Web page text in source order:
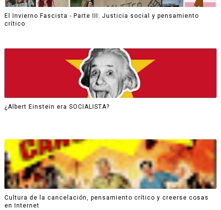
El Invierno Fascista - Parte III: Justicia social y pensamiento
crítico
¿Albert Einstein era SOCIALISTA?
Cultura de la cancelación, pensamiento crítico y creerse cosas
en Internet